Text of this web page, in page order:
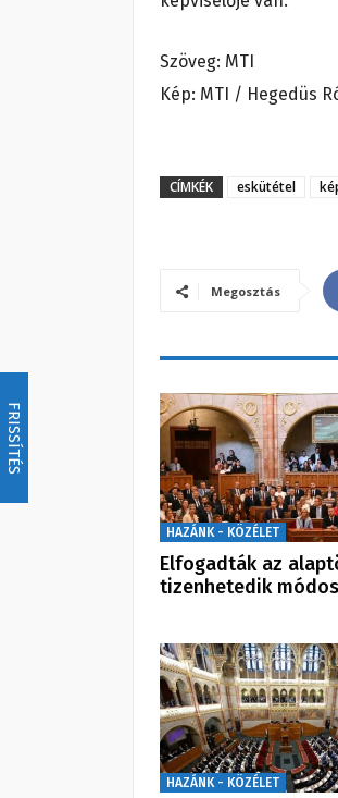
FRISSÍTÉS
Szöveg: MTI
Kép: MTI / Hegedüs
CÍMKÉK eskütétel
Megosztás
HAZÁNK - KÖZÉLET
Elfogadták az
tizenhetedik
HAZÁNK - KÖZÉLET